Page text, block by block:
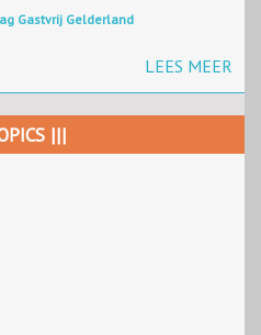
Gastvrij Gelderland
LEES MEER
|||